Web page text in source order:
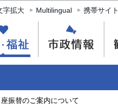
字拡大 Multilingual 携帯サイト
振替のご案内について